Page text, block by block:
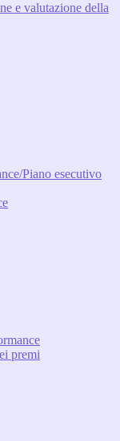
e valutazione della
Piano esecutivo
premi